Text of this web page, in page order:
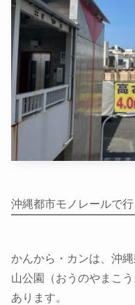
沖縄都市モノレールで
かんから・カンは、沖
山公園（おうのやまこ
あります。